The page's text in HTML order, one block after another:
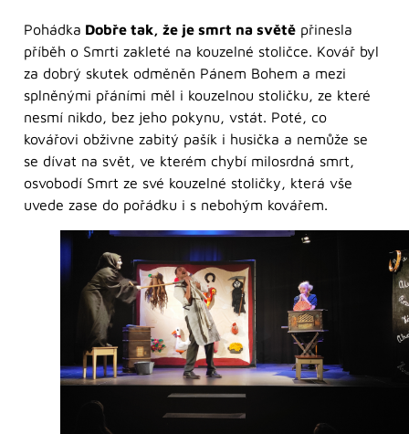
Pohádka Dobře tak, že je smrt na světě přinesla
příběh o Smrti zakleté na kouzelné stoličce. Kovář byl
za dobrý skutek odměněn Pánem Bohem a mezi
splněnými přáními měl i kouzelnou stoličku, ze které
nesmí nikdo, bez jeho pokynu, vstát. Poté, co
kovářovi obživne zabitý pašík i husička a nemůže se
se dívat na svět, ve kterém chybí milosrdná smrt,
osvobodí Smrt ze své kouzelné stoličky, která vše
uvede zase do pořádku i s nebohým kovářem.